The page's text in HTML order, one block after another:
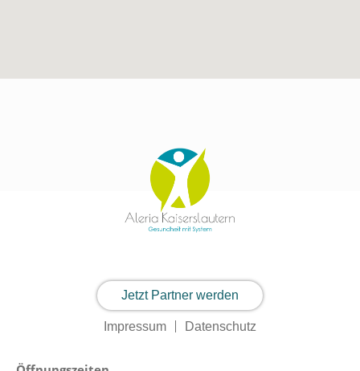
Jetzt Partner werden
Impressum Datenschutz